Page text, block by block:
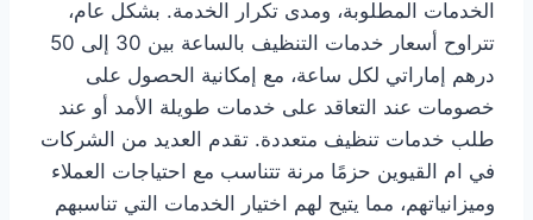
الخدمات المطلوبة، ومدى تكرار الخدمة. بشكل عام،
تتراوح أسعار خدمات التنظيف بالساعة بين 30 إلى 50
درهم إماراتي لكل ساعة، مع إمكانية الحصول على
خصومات عند التعاقد على خدمات طويلة الأمد أو عند
طلب خدمات تنظيف متعددة. تقدم العديد من الشركات
في ام القيوين حزمًا مرنة تتناسب مع احتياجات العملاء
وميزانياتهم، مما يتيح لهم اختيار الخدمات التي تناسبهم